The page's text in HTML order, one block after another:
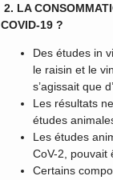
2. LA
COVID-19 ?
Des études in
le raisin et le
s’agissait que
Les résultats
études
Les études
CoV-2, pouvait
Certains